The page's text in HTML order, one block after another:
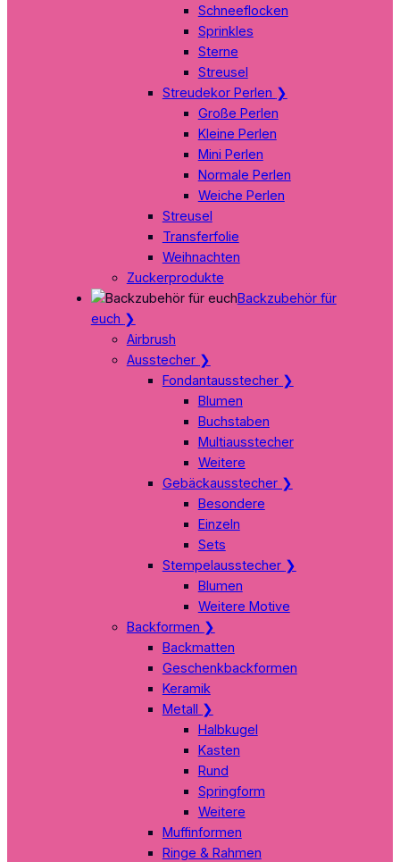
Schneeflocken
Sprinkles
Sterne
Streusel
Streudekor Perlen ❯
Große Perlen
Kleine Perlen
Mini Perlen
Normale Perlen
Weiche Perlen
Streusel
Transferfolie
Weihnachten
Zuckerprodukte
Backzubehör für
euch ❯
Airbrush
Ausstecher ❯
Fondantausstecher ❯
Blumen
Buchstaben
Multiausstecher
Weitere
Gebäckausstecher ❯
Besondere
Einzeln
Sets
Stempelausstecher ❯
Blumen
Weitere Motive
Backformen ❯
Backmatten
Geschenkbackformen
Keramik
Metall ❯
Halbkugel
Kasten
Rund
Springform
Weitere
Muffinformen
Ringe & Rahmen